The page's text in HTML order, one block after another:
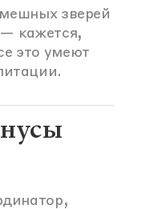
зверей
— кажется,
это умеют